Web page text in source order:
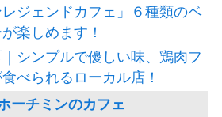
レジェンドカフェ」６種類のベ
楽しめます！
シンプルで優しい味、鶏肉フ
べられるローカル店！
ーチミンのカフェ